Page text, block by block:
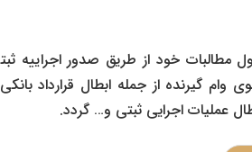
خود از طریق صدور اجراییه
وام گیرنده از جمله ابطال قرارداد بانکی
عملیات اجرایی ثبتی و… گردد.